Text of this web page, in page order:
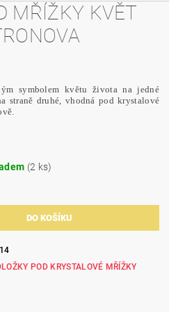
MŘÍŽKY KVĚT
symbolem květu života na jedné
straně druhé, vhodná pod krystalové
(2 ks)
POD KRYSTALOVÉ MŘÍŽKY